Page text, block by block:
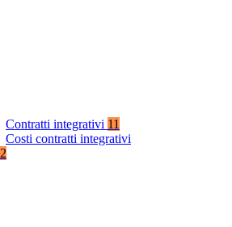
Contratti integrativi 11
Costi contratti integrativi
2